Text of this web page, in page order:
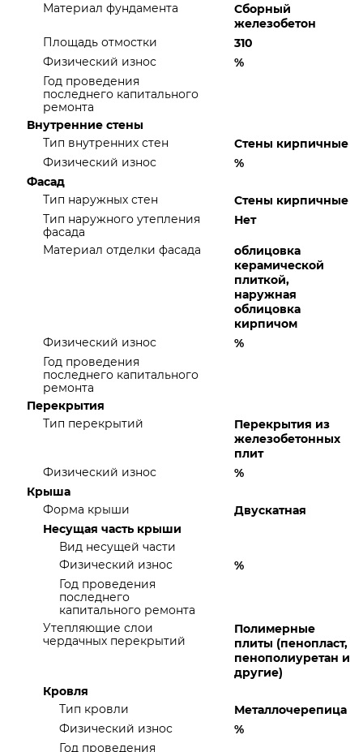
Материал фундамента
Сборный
железобетон
Площадь отмостки
310
Физический износ
%
Год проведения
последнего капитального
ремонта
Внутренние стены
Тип внутренних стен
Стены кирпичные
Физический износ
%
Фасад
Тип наружных стен
Стены кирпичные
Тип наружного утепления
фасада
Нет
Материал отделки фасада
облицовка
керамической
плиткой,
наружная
облицовка
кирпичом
Физический износ
%
Год проведения
последнего капитального
ремонта
Перекрытия
Тип перекрытий
Перекрытия из
железобетонных
плит
Физический износ
%
Крыша
Форма крыши
Двускатная
Несущая часть крыши
Вид несущей части
Физический износ
%
Год проведения
последнего
капитального ремонта
Утепляющие слои
чердачных перекрытий
Полимерные
плиты (пенопласт,
пенополиуретан и
другие)
Кровля
Тип кровли
Металлочерепица
Физический износ
%
Год проведения